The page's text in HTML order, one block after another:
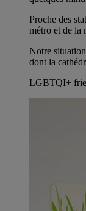
Proche des
métro et de la
Notre
dont la
LGBTQI+